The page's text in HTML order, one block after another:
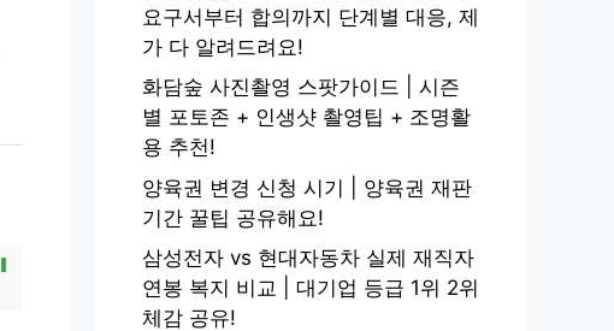
요구서부터 합의까지 단계별 대응, 제
가 다 알려드려요!
화담숲 사진촬영 스팟가이드 | 시즌
별 포토존 + 인생샷 촬영팁 + 조명활
용 추천!
양육권 변경 신청 시기 | 양육권 재판
기간 꿀팁 공유해요!
삼성전자 vs 현대자동차 실제 재직자
연봉 복지 비교 | 대기업 등급 1위 2위
체감 공유!